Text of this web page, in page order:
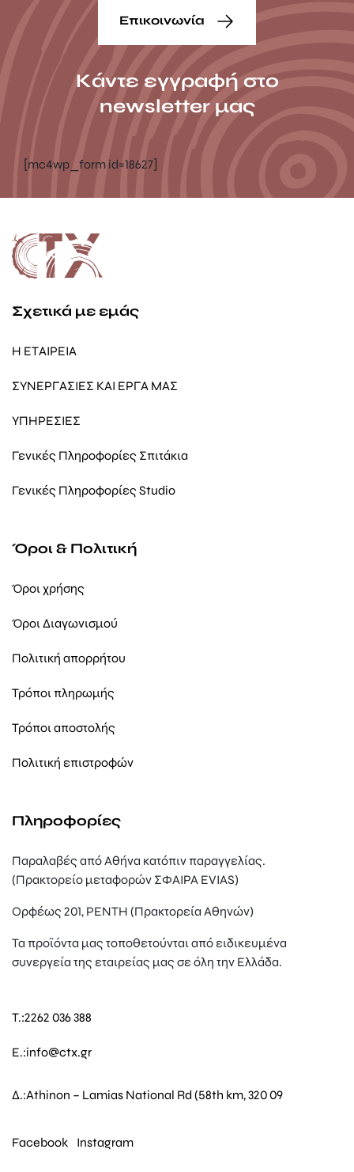
Επικοινωνία
Κάντε εγγραφή στο
newsletter μας
[mc4wp_form id=18627]
Σχετικά με εμάς
Η ΕΤΑΙΡΕΙΑ
ΣΥΝΕΡΓΑΣΙΕΣ ΚΑΙ ΕΡΓΑ ΜΑΣ
ΥΠΗΡΕΣΙΕΣ
Γενικές Πληροφορίες Σπιτάκια
Γενικές Πληροφορίες Studio
Όροι & Πολιτική
Όροι χρήσης
Όροι Διαγωνισμού
Πολιτική απορρήτου
Τρόποι πληρωμής
Τρόποι αποστολής
Πολιτική επιστροφών
Πληροφορίες
Παραλαβές από Αθήνα κατόπιν παραγγελίας.
(Πρακτορείο μεταφορών ΣΦΑΙΡΑ EVIAS)
Ορφέως 201, ΡΕΝΤΗ (Πρακτορεία Αθηνών)
Τα προϊόντα μας τοποθετούνται από ειδικευμένα
συνεργεία της εταιρείας μας σε όλη την Ελλάδα.
T.:2262 036 388
E.:info@ctx.gr
Δ.:Athinon – Lamias National Rd (58th km, 320 09
Facebook Instagram